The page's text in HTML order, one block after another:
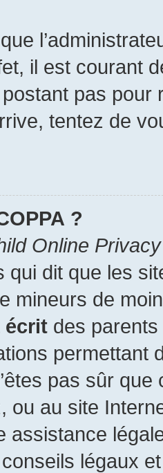
il est courant
pas pour
tentez de
?
Online
qui dit que les
mineurs de
écrit des parents
permettant
pas sûr
ou au site
assistance
légaux